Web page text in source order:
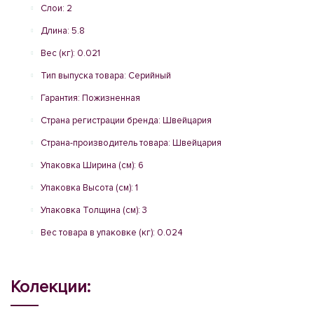
Слои: 2
Длина: 5.8
Вес (кг): 0.021
Тип выпуска товара: Серийный
Гарантия: Пожизненная
Страна регистрации бренда: Швейцария
Страна-производитель товара: Швейцария
Упаковка Ширина (см): 6
Упаковка Высота (см): 1
Упаковка Толщина (см): 3
Вес товара в упаковке (кг): 0.024
Колекции: